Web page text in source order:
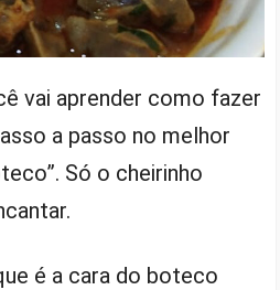
vai aprender como fazer
a passo no melhor
Só o cheirinho
é a cara do boteco